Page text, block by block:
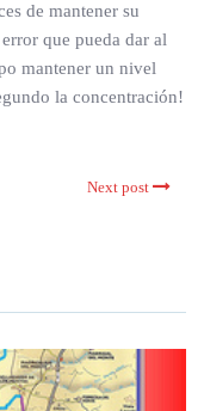
de mantener su
que pueda dar al
mantener un nivel
la concentración!
Next post